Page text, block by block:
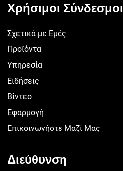
Χρήσιμοι Σύνδεσμοι
Σχετικά με Εμάς
Προϊόντα
Υπηρεσία
Ειδήσεις
Βίντεο
Εφαρμογή
Επικοινωνήστε Μαζί Μας
Διεύθυνση